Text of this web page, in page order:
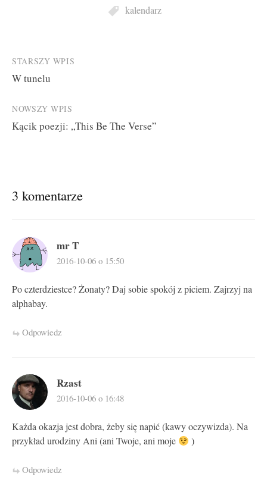
kalendarz
Post
navigation
STARSZY WPIS
W tunelu
NOWSZY WPIS
Kącik poezji: „This Be The Verse”
3 komentarze
mr T
2016-10-06 o 15:50
Po czterdziestce? Żonaty? Daj sobie spokój z piciem. Zajrzyj na
alphabay.
Odpowiedz
Rzast
2016-10-06 o 16:48
Każda okazja jest dobra, żeby się napić (kawy oczywizda). Na
przykład urodziny Ani (ani Twoje, ani moje
)
Odpowiedz